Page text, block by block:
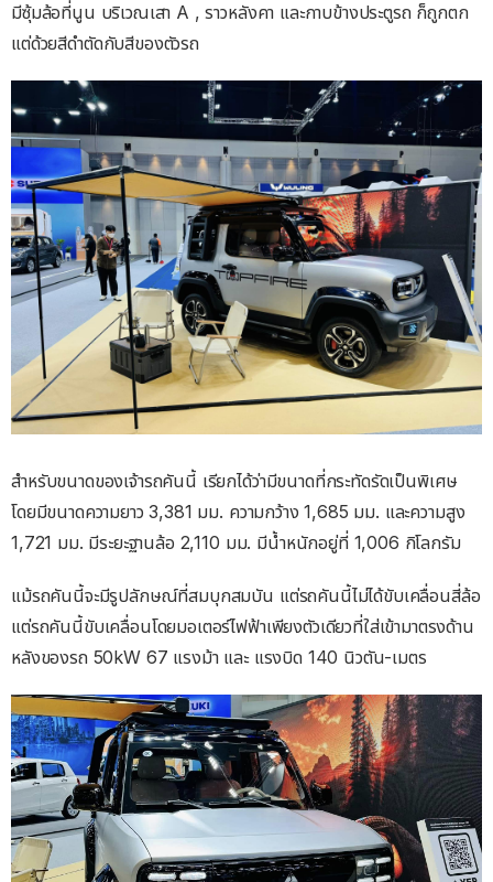
มีซุ้มล้อที่นูน บริเวณเสา A , ราวหลังคา และกาบข้างประตูรถ ก็ถูกตก
แต่ด้วยสีดำตัดกับสีของตัวรถ
สำหรับขนาดของเจ้ารถคันนี้ เรียกได้ว่ามีขนาดที่กระทัดรัดเป็นพิเศษ
โดยมีขนาดความยาว 3,381 มม. ความกว้าง 1,685 มม. และความสูง
1,721 มม. มีระยะฐานล้อ 2,110 มม. มีน้ำหนักอยู่ที่ 1,006 กิโลกรัม
แม้รถคันนี้จะมีรูปลักษณ์ที่สมบุกสมบัน แต่รถคันนี้ไม่ได้ขับเคลื่อนสี่ล้อ
แต่รถคันนี้ขับเคลื่อนโดยมอเตอร์ไฟฟ้าเพียงตัวเดียวที่ใส่เข้ามาตรงด้าน
หลังของรถ 50kW 67 แรงม้า และ แรงบิด 140 นิวตัน-เมตร